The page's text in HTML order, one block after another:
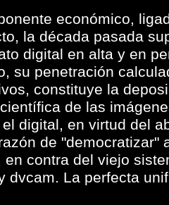
económico,
la década pasada
digital en alta y en
su penetración
constituye la
de las
digital, en virtud del
de "democratizar"
contra del viejo
dvcam. La perfecta